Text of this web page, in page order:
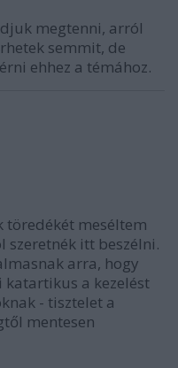
megtenni, arról
semmit, de
ehhez a témához.
töredékét meséltem
szeretnék itt beszélni.
arra, hogy
katartikus a kezelést
- tisztelet a
mentesen